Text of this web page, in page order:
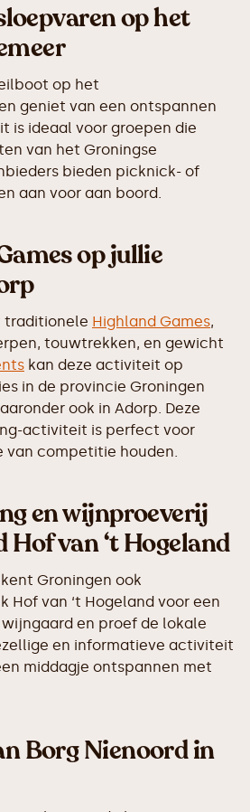
op het
op het
geniet van een ontspannen
is ideaal voor groepen die
van het Groningse
bieden picknick- of
aan voor aan boord.
op jullie
traditionele Highland Games,
touwtrekken, en gewicht
kan deze activiteit op
in de provincie Groningen
ook in Adorp. Deze
activiteit is perfect voor
van competitie houden.
en wijnproeverij
van ‘t Hogeland
Groningen ook
Hof van ‘t Hogeland voor een
en proef de lokale
en informatieve activiteit
middagje ontspannen met
Borg Nienoord in